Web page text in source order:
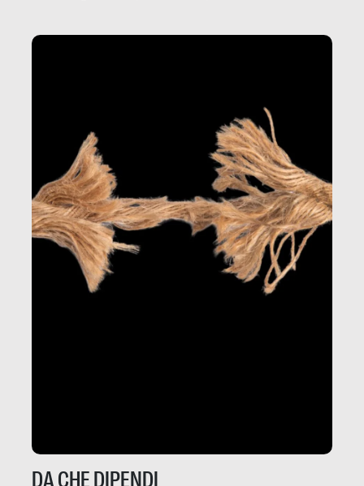
dietro gli oggetti e i servizi che fanno la nostra vita
DA CHE DIPENDI